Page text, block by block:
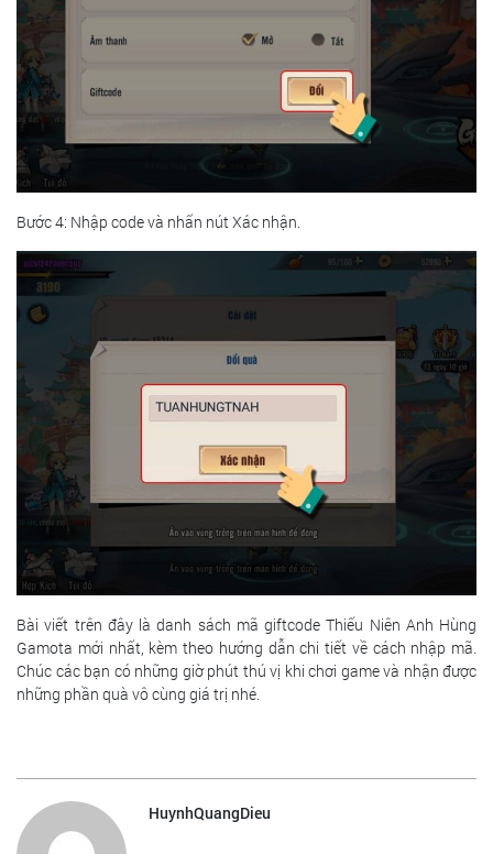
Bước 4: Nhập code và nhấn nút Xác nhận.
Bài viết trên đây là danh sách mã giftcode Thiếu Niên Anh Hùng
Gamota mới nhất, kèm theo hướng dẫn chi tiết về cách nhập mã.
Chúc các bạn có những giờ phút thú vị khi chơi game và nhận được
những phần quà vô cùng giá trị nhé.
HuynhQuangDieu